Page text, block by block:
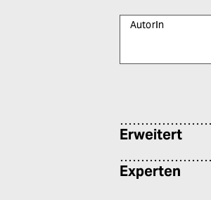
AutorIn
Erweitert
Experten